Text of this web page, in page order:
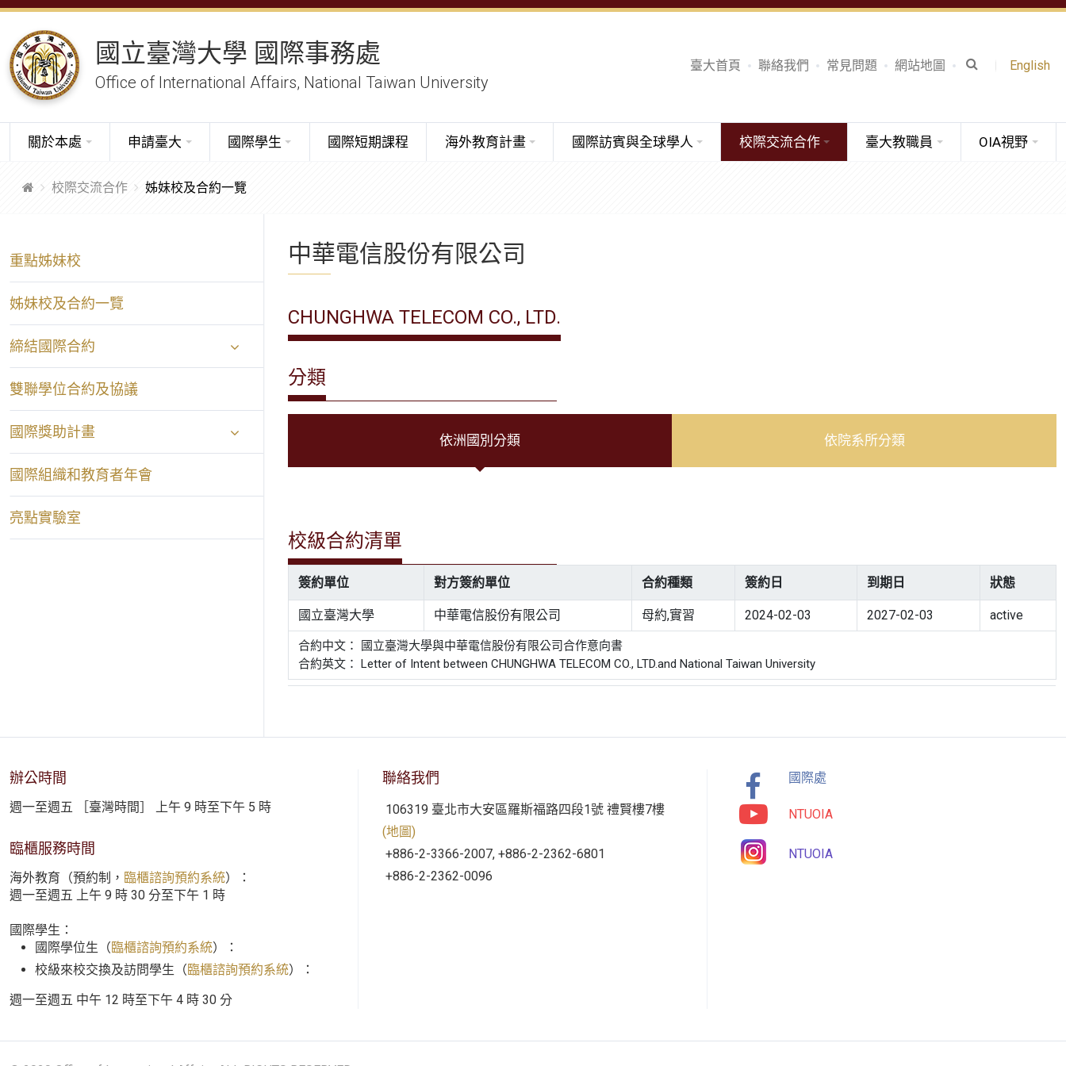
國立臺灣大學 國際事務處
Office of International Affairs, National Taiwan University
臺大首頁 聯絡我們 常見問題 網站地圖 English
關於本處 申請臺大 國際學生 國際短期課程 海外教育計畫 國際訪賓與全球學人 校際交流合作 臺大教職員 OIA視野
校際交流合作 姊妹校及合約一覽
重點姊妹校
姊妹校及合約一覽
締結國際合約
雙聯學位合約及協議
國際獎助計畫
國際組織和教育者年會
亮點實驗室
中華電信股份有限公司
CHUNGHWA TELECOM CO., LTD.
分類
依洲國別分類 依院系所分類
校級合約清單
簽約單位 對方簽約單位 合約種類 簽約日 到期日 狀態
國立臺灣大學 中華電信股份有限公司 母約,實習 2024-02-03 2027-02-03 active
合約中文： 國立臺灣大學與中華電信股份有限公司合作意向書
合約英文： Letter of Intent between CHUNGHWA TELECOM CO., LTD.and National Taiwan University
辦公時間
週一至週五 ［臺灣時間］ 上午 9 時至下午 5 時
臨櫃服務時間
海外教育（預約制， 臨櫃諮詢預約系統）：
週一至週五 上午 9 時 30 分至下午 1 時
國際學生：
國際學位生（臨櫃諮詢預約系統）：
校級來校交換及訪問學生（臨櫃諮詢預約系統）：
週一至週五 中午 12 時至下午 4 時 30 分
聯絡我們
106319 臺北市大安區羅斯福路四段1號 禮賢樓7樓
(地圖)
+886-2-3366-2007, +886-2-2362-6801
+886-2-2362-0096
國際處
NTUOIA
NTUOIA